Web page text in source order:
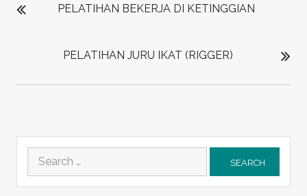
NAVIGATIONPELATIHAN BEKERJA DI KETINGGIAN
PELATIHAN JURU IKAT (RIGGER)
Search
for: